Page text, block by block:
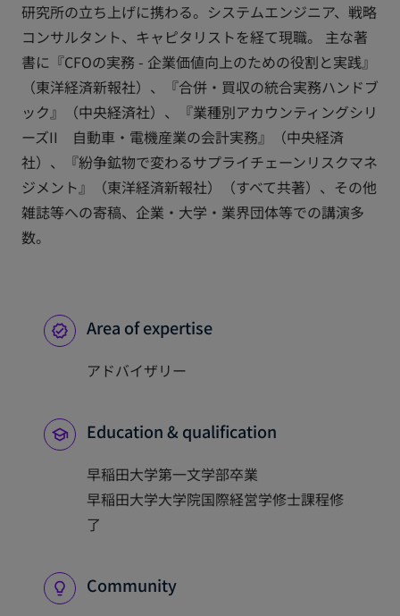
研究所の立ち上げに携わる。システムエンジニア、戦略
コンサルタント、キャピタリストを経て現職。 主な著
書に『CFOの実務 - 企業価値向上のための役割と実践』
（東洋経済新報社）、『合併・買収の統合実務ハンドブ
ック』（中央経済社）、『業種別アカウンティングシリ
ーズII 自動車・電機産業の会計実務』（中央経済
社）、『紛争鉱物で変わるサプライチェーンリスクマネ
ジメント』（東洋経済新報社）（すべて共著）、その他
雑誌等への寄稿、企業・大学・業界団体等での講演多
数。
Area of expertise
アドバイザリー
Education & qualification
早稲田大学第一文学部卒業
早稲田大学大学院国際経営学修士課程修
了
Community